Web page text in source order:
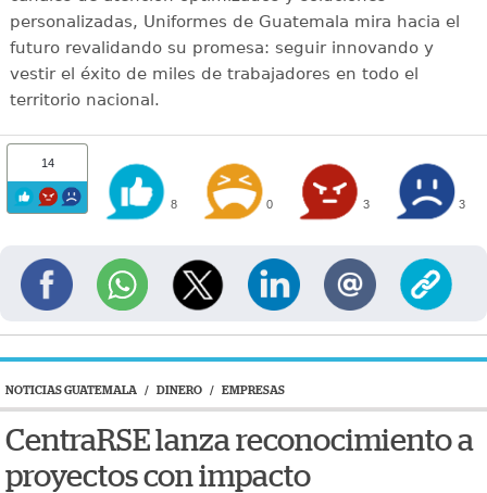
personalizadas, Uniformes de Guatemala mira hacia el
futuro revalidando su promesa: seguir innovando y
vestir el éxito de miles de trabajadores en todo el
territorio nacional.
14
8 0 3 3
NOTICIAS GUATEMALA / DINERO / EMPRESAS
CentraRSE lanza reconocimiento a
proyectos con impacto